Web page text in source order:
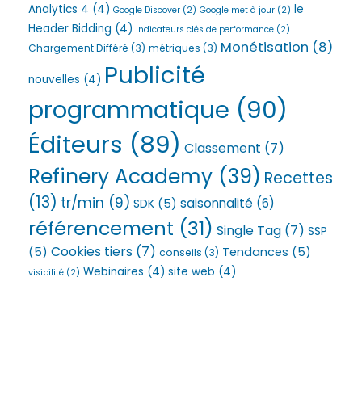
Analytics 4 (4) Google Discover (2) Google met à jour (2) le
Header Bidding (4) Indicateurs clés de performance (2)
Chargement Différé (3) métriques (3) Monétisation (8)
nouvelles (4) Publicité
programmatique (90)
Éditeurs (89) Classement (7)
Refinery Academy (39) Recettes
(13) tr/min (9) SDK (5) saisonnalité (6)
référencement (31) Single Tag (7) SSP
(5) Cookies tiers (7) conseils (3) Tendances (5)
visibilité (2) Webinaires (4) site web (4)